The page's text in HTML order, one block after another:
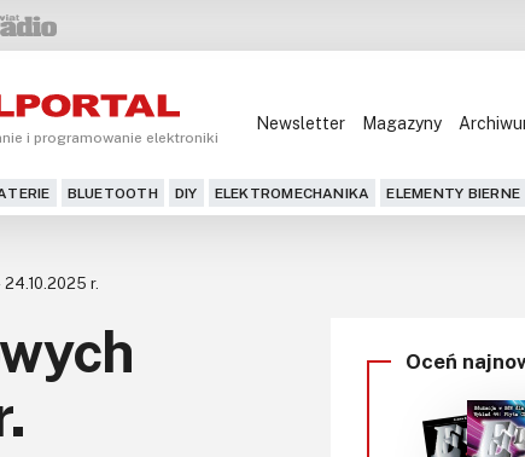
i programowanie elektroniki
Newsletter Magazyny
BLUETOOTH DIY ELEKTROMECHANIKA ELEMENTY BIERNE
Blog
DIY+
r.
Oceń